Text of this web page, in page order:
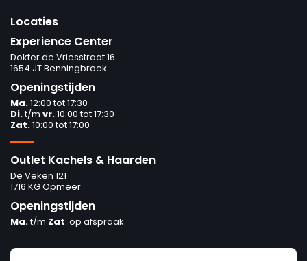
Locaties
Experience Center
Dokter de Vriesstraat 16
1654 JT Benningbroek
Openingstijden
Ma.12:00 tot 17:30
Di.t/m vr.10:00 tot 17:30
Zat.10:00 tot 17:00
Outlet Kachels & Haarden
De Veken 121
1716 KG Opmeer
Openingstijden
Ma.t/m Zat. op afspraak